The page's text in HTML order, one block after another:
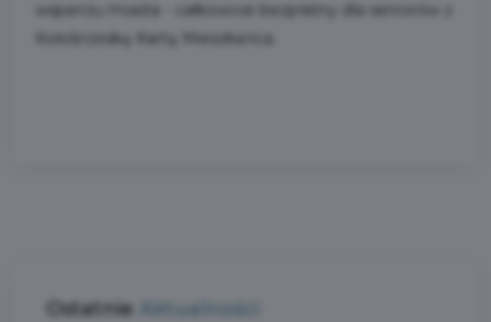
wsparciu miasta - całkowicie bezpłatny dla seniorów z
Kołobrzeską Kartą Mieszkańca.
Ostatnie Aktualności